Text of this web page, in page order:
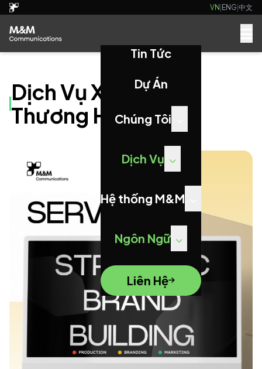
VN|ENG|中文
Tin Tức
Dự Án
Chúng Tôi
Dịch Vụ
Hệ thống M&M
Ngôn Ngữ
Liên Hệ
Dịch Vụ Xây Dựng
Thương Hiệu